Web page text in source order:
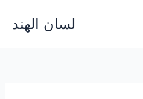
content
لسان الهند